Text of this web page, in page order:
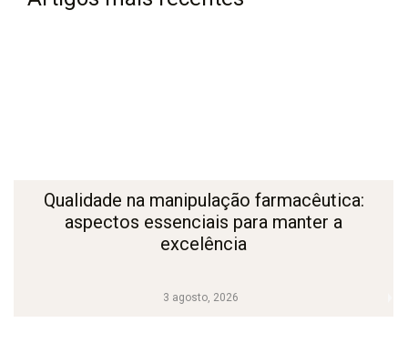
3 agosto, 2026
Qualidade na manipulação farmacêutica:
aspectos essenciais para manter a
excelência